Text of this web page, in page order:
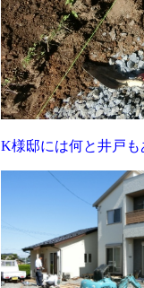
K様邸には何と井戸も